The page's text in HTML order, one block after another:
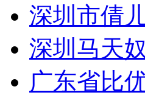
深圳市倩
深圳马天
广东省比